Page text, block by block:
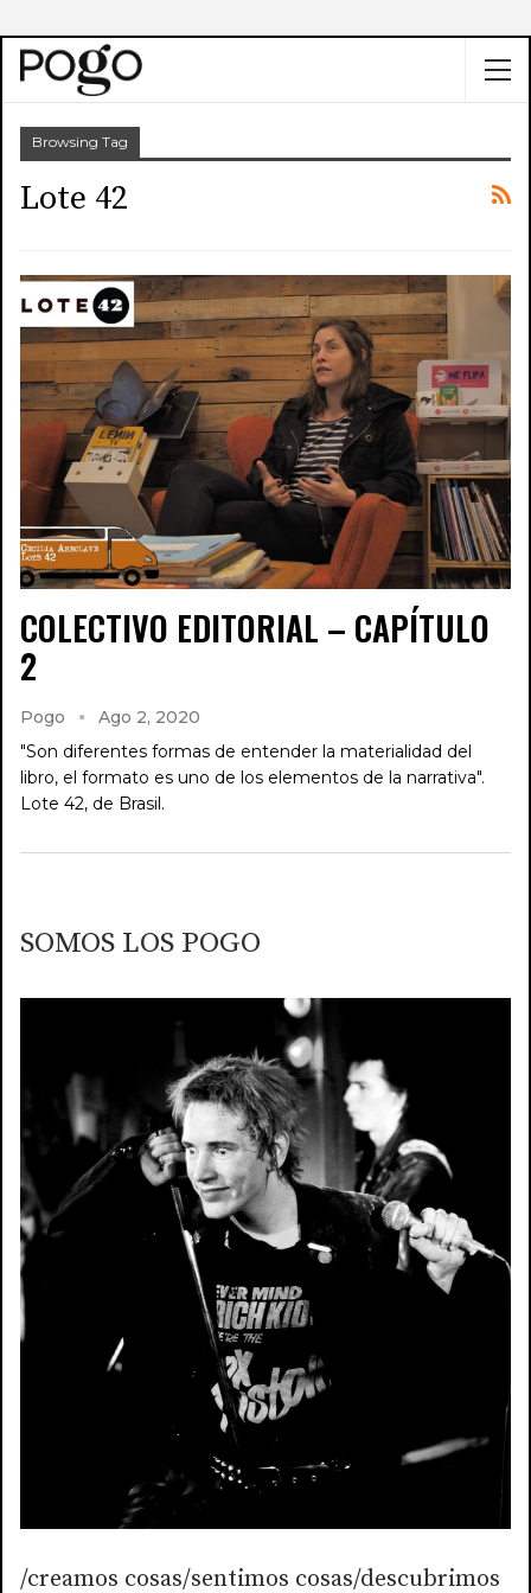
Browsing Tag
Lote 42
COLECTIVO EDITORIAL – CAPÍTULO
2
Pogo
Ago 2, 2020
"Son diferentes formas de entender la materialidad del
libro, el formato es uno de los elementos de la narrativa".
Lote 42, de Brasil.
SOMOS LOS POGO
/creamos cosas/sentimos cosas/descubrimos